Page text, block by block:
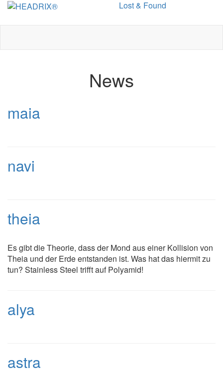
navigation
Lost & Found
News
maia
navi
theia
Es gibt die Theorie, dass der Mond aus einer Kollision von
Theia und der Erde entstanden ist. Was hat das hiermit zu
tun? Stainless Steel trifft auf Polyamid!
alya
astra